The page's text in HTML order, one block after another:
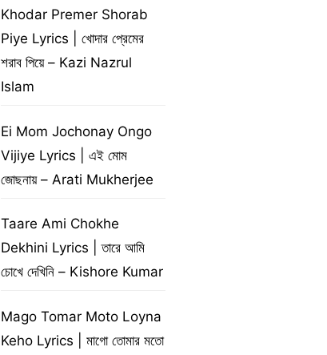
Khodar Premer Shorab
Piye Lyrics | খোদার প্রেমের
শরাব পিয়ে – Kazi Nazrul
Islam
Ei Mom Jochonay Ongo
Vijiye Lyrics | এই মোম
জোছনায় – Arati Mukherjee
Taare Ami Chokhe
Dekhini Lyrics | তারে আমি
চোখে দেখিনি – Kishore Kumar
Mago Tomar Moto Loyna
Keho Lyrics | মাগো তোমার মতো